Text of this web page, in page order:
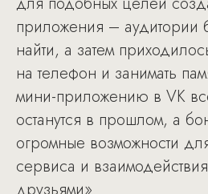
приложения – аудитории
найти, а затем
на телефон и занимать
мини-приложению в VK
останутся в прошлом, а
огромные возможности
сервиса и